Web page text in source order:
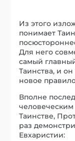
Из этого
понимает
Для него
самый
Таинства, и
новое
Вполне
Таинстве,
раз
Евхаристии: